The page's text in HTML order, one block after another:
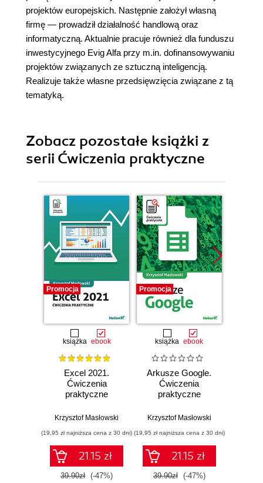
projektów europejskich. Następnie założył własną
firmę — prowadził działalność handlową oraz
informatyczną. Aktualnie pracuje również dla funduszu
inwestycyjnego Evig Alfa przy m.in. dofinansowywaniu
projektów związanych ze sztuczną inteligencją.
Realizuje także własne przedsięwzięcia związane z tą
tematyką.
Zobacz pozostałe książki z
serii Ćwiczenia praktyczne
Promocja
książka ebook
Excel 2021.
Ćwiczenia
praktyczne
Krzysztof Masłowski
(19,95 zł najniższa cena z 30 dni)
21.15 zł
39.90zł (-47%)
Promocja
książka ebook
Arkusze Google.
Ćwiczenia
praktyczne
Krzysztof Masłowski
(19,95 zł najniższa cena z 30 dni)
21.15 zł
39.90zł (-47%)